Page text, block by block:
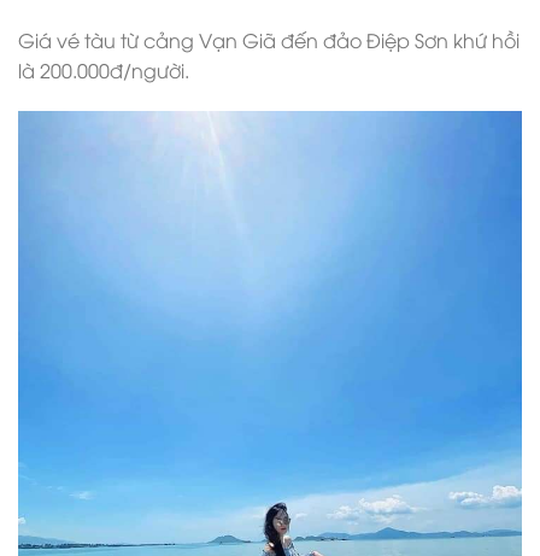
Giá vé tàu từ cảng Vạn Giã đến đảo Điệp Sơn khứ hồi
là 200.000đ/người.